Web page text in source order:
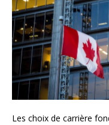
Les choix de carrière